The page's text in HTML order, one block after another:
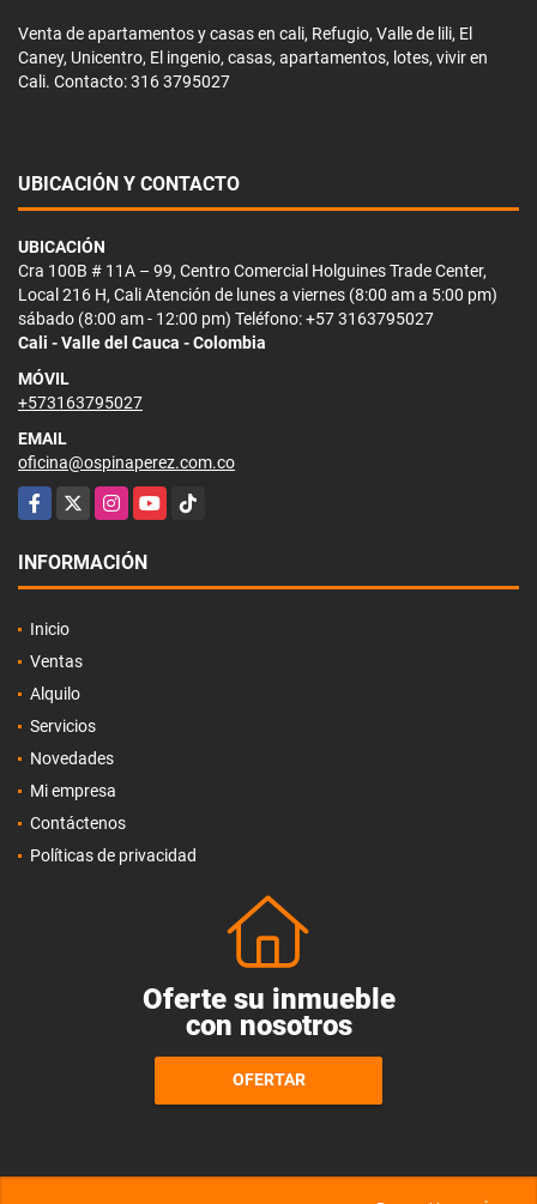
Venta de apartamentos y casas en cali, Refugio, Valle de lili, El
Caney, Unicentro, El ingenio, casas, apartamentos, lotes, vivir en
Cali. Contacto: 316 3795027
UBICACIÓN Y CONTACTO
UBICACIÓN
Cra 100B # 11A – 99, Centro Comercial Holguines Trade Center,
Local 216 H, Cali Atención de lunes a viernes (8:00 am a 5:00 pm)
sábado (8:00 am - 12:00 pm) Teléfono: +57 3163795027
Cali - Valle del Cauca - Colombia
MÓVIL
+573163795027
EMAIL
oficina@ospinaperez.com.co
Facebook
X InstagramYouTubeTikTok
INFORMACIÓN
Inicio
Ventas
Alquilo
Servicios
Novedades
Mi empresa
Contáctenos
Políticas de privacidad
Oferte su inmueble
con nosotros
OFERTAR